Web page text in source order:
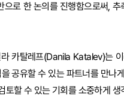
으로 한 논의를 진행함으로써,
카탈레프(Danila Katalev)는
공유할 수 있는 파트너를 만나
토할 수 있는 기회를 소중하게 생